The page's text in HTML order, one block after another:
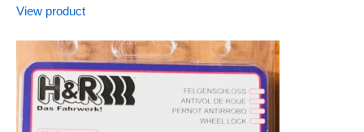
View product